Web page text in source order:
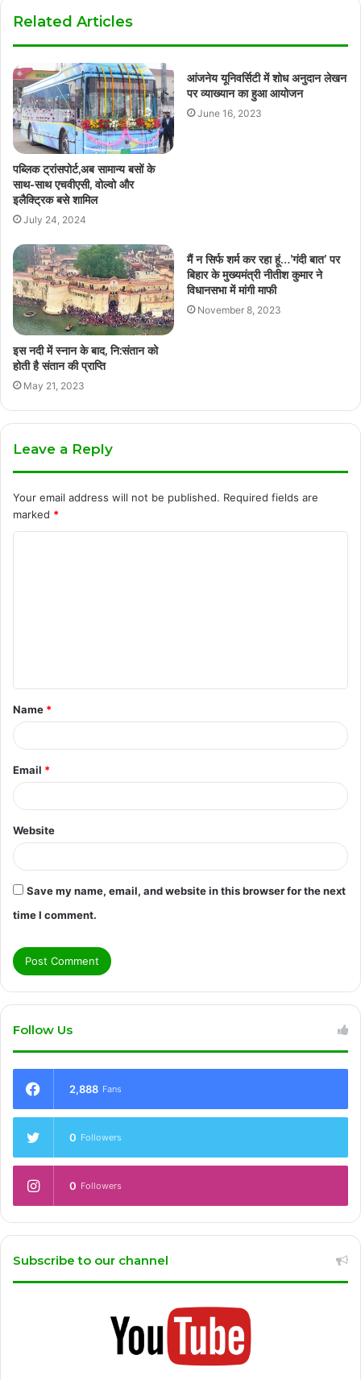
Related Articles
पब्लिक ट्रांसपोर्ट,अब सामान्य बसों के
साथ-साथ एचवीएसी, वोल्वो और
इलैक्ट्रिक बसे शामिल
July 24, 2024
आंजनेय यूनिवर्सिटी में शोध अनुदान लेखन
पर व्याख्यान का हुआ आयोजन
June 16, 2023
इस नदी में स्नान के बाद, नि:संतान को
होती है संतान की प्राप्ति
May 21, 2023
मैं न सिर्फ शर्म कर रहा हूं…’गंदी बात’ पर
बिहार के मुख्यमंत्री नीतीश कुमार ने
विधानसभा में मांगी माफी
November 8, 2023
Leave a Reply
Your email address will not be published. Required fields are
marked *
t
*
Name *
Email *
Website
Save my name, email, and website in this browser for the next
time I comment.
Follow Us
2,888 Fans
0 Followers
0 Followers
Subscribe to our channel